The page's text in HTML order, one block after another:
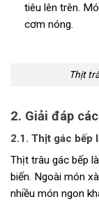
tiêu lên trên.
cơm nóng.
Thịt
2. Giải đáp
2.1. Thịt gác bếp
Thịt trâu gác bếp
biến. Ngoài món
nhiều món ngon